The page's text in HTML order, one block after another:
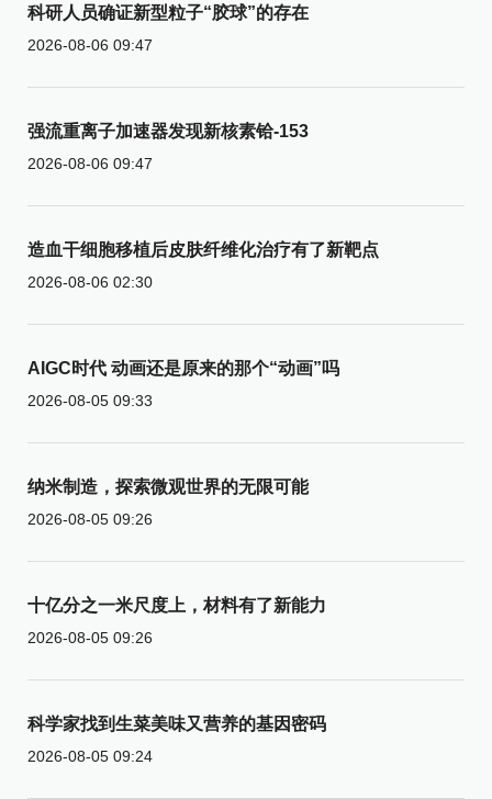
科研人员确证新型粒子“胶球”的存在
2026-08-06 09:47
强流重离子加速器发现新核素铪-153
2026-08-06 09:47
造血干细胞移植后皮肤纤维化治疗有了新靶点
2026-08-06 02:30
AIGC时代 动画还是原来的那个“动画”吗
2026-08-05 09:33
纳米制造，探索微观世界的无限可能
2026-08-05 09:26
十亿分之一米尺度上，材料有了新能力
2026-08-05 09:26
科学家找到生菜美味又营养的基因密码
2026-08-05 09:24